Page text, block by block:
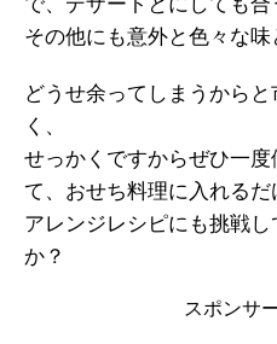
その他にも意外と色々な味
どうせ余ってしまうから
く、
せっかくですからぜひ一
て、おせち料理に入れるだ
アレンジレシピにも挑戦
か？
スポンサ